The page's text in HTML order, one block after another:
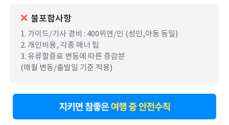
불포함사항
1. 가이드/기사 경비 : 400위엔/인 (성인,아동 동일)
2. 개인비용, 각종 매너 팁
3. 유류할증료 변동에 따른 증감분
(매월 변동/출발일 기준 적용)